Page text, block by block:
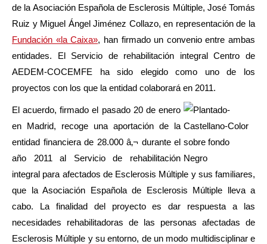
de la Asociación Española de Esclerosis Múltiple, José Tomás
Ruiz y Miguel Ángel Jiménez Collazo, en representación de la
Fundación «la Caixa», han firmado un convenio entre ambas
entidades. El Servicio de rehabilitación integral Centro de
AEDEM-COCEMFE ha sido elegido como uno de los
proyectos con los que la entidad colaborará en 2011.
El acuerdo, firmado el pasado 20 de enero
en Madrid, recoge una aportación de la
entidad financiera de 28.000 â‚¬ durante el
año 2011 al Servicio de rehabilitación
integral para afectados de Esclerosis Múltiple y sus familiares,
que la Asociación Española de Esclerosis Múltiple lleva a
cabo. La finalidad del proyecto es dar respuesta a las
necesidades rehabilitadoras de las personas afectadas de
Esclerosis Múltiple y su entorno, de un modo multidisciplinar e